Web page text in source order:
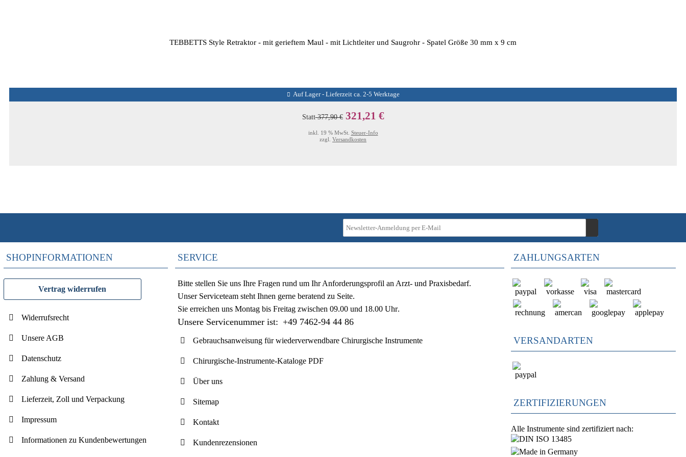
TEBBETTS Style Retraktor - mit gerieftem Maul - mit Lichtleiter und Saugrohr - Spatel Größe 30 mm x 9 cm
Auf Lager - Lieferzeit ca. 2-5 Werktage
Statt377,90 € 321,21 €
inkl. 19 % MwSt. Steuer-Info
zzgl. Versandkosten
SHOPINFORMATIONEN
Vertrag widerrufen
Widerrufsrecht
Unsere AGB
Datenschutz
Zahlung & Versand
Lieferzeit, Zoll und Verpackung
Impressum
Informationen zu Kundenbewertungen
SERVICE
Bitte stellen Sie uns Ihre Fragen rund um Ihr Anforderungsprofil an Arzt- und Praxisbedarf.
Unser Serviceteam steht Ihnen gerne beratend zu Seite.
Sie erreichen uns Montag bis Freitag zwischen 09.00 und 18.00 Uhr.
Unsere Servicenummer ist: +49 7462-94 44 86
Gebrauchsanweisung für wiederverwendbare Chirurgische Instrumente
Chirurgische-Instrumente-Kataloge PDF
Über uns
Sitemap
Kontakt
Kundenrezensionen
ZAHLUNGSARTEN
VERSANDARTEN
ZERTIFIZIERUNGEN
Alle Instrumente sind zertifiziert nach: